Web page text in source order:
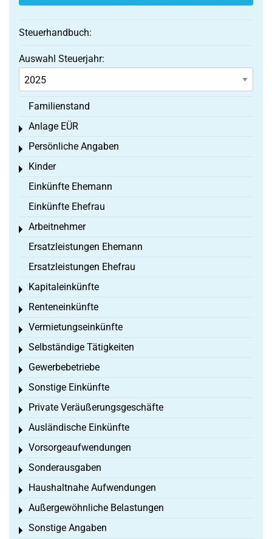
Steuerhandbuch:
Auswahl Steuerjahr:
Familienstand
Anlage EÜR
Toggle menu
Persönliche Angaben
Toggle menu
Kinder
Toggle menu
Einkünfte Ehemann
Einkünfte Ehefrau
Arbeitnehmer
Toggle menu
Ersatzleistungen Ehemann
Ersatzleistungen Ehefrau
Kapitaleinkünfte
Toggle menu
Renteneinkünfte
Toggle menu
Vermietungseinkünfte
Toggle menu
Selbständige Tätigkeiten
Toggle menu
Gewerbebetriebe
Toggle menu
Sonstige Einkünfte
Toggle menu
Private Veräußerungsgeschäfte
Toggle menu
Ausländische Einkünfte
Toggle menu
Vorsorgeaufwendungen
Toggle menu
Sonderausgaben
Toggle menu
Haushaltnahe Aufwendungen
Toggle menu
Außergewöhnliche Belastungen
Toggle menu
Sonstige Angaben
Toggle menu